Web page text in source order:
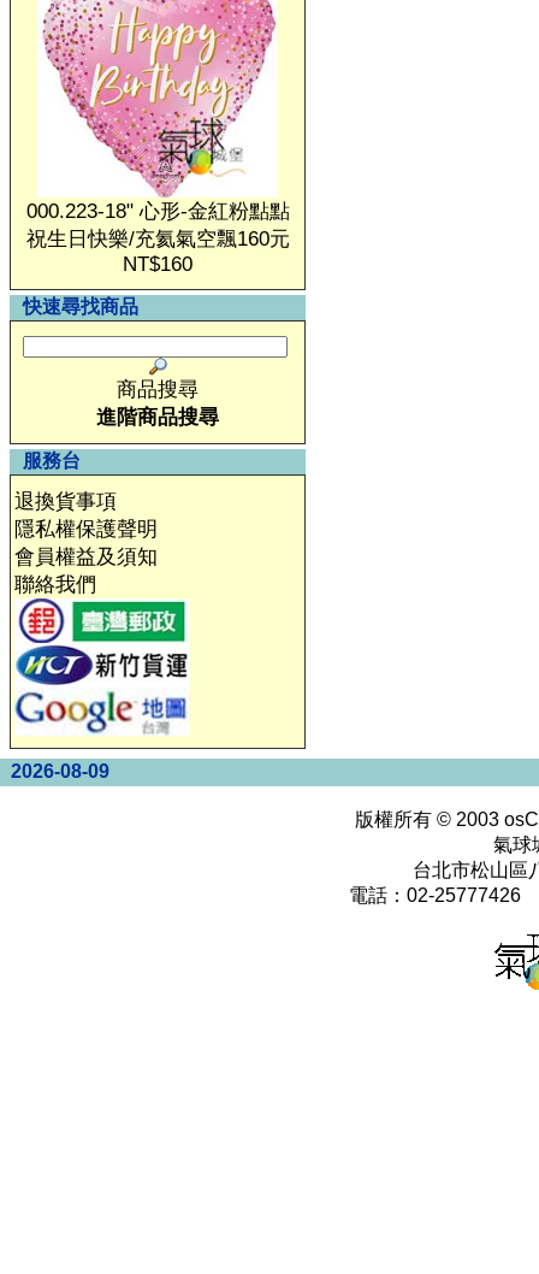
000.223-18" 心形-金紅粉點點
祝生日快樂/充氦氣空飄160元
NT$160
快速尋找商品
商品搜尋
進階商品搜尋
服務台
退換貨事項
隱私權保護聲明
會員權益及須知
聯絡我們
2026-08-09
版權所有 © 2003
氣球
台北市松山區
電話：02-25777426